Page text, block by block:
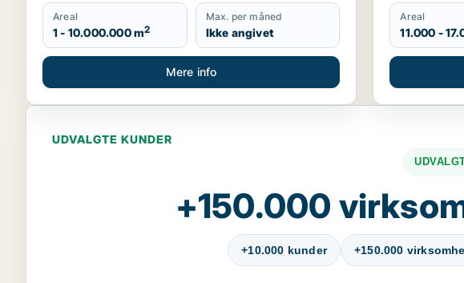
Areal
1 - 10.000.000 m2
Max. per måned
Ikke angivet
Mere info
Areal
11.000 -
UDVALGTE KUNDER
+150.000
+10.000 kunder +150.000